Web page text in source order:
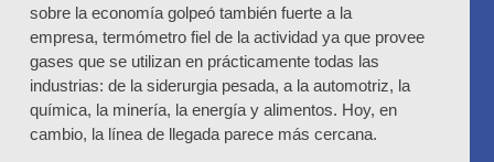
sobre la economía golpeó también fuerte a la
empresa, termómetro fiel de la actividad ya que provee
gases que se utilizan en prácticamente todas las
industrias: de la siderurgia pesada, a la automotriz, la
química, la minería, la energía y alimentos. Hoy, en
cambio, la línea de llegada parece más cercana.